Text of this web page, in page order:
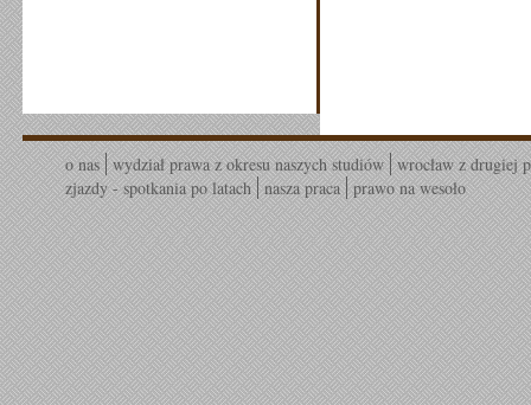
o nas wydział prawa z okresu naszych studiów wrocław z drugiej
zjazdy - spotkania po latach nasza praca prawo na wesoło